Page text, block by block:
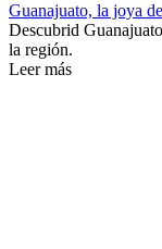
Guanajuato, la joya
Descubrid
la región.
Leer más